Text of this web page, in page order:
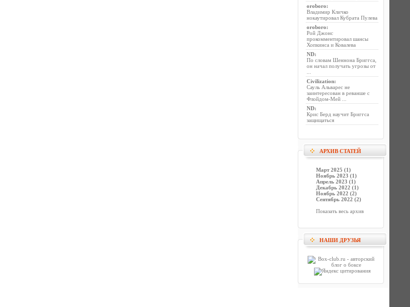
oroboro:
Владимир Кличко
нокаутировал Кубрата Пулева
oroboro:
Рой Джонс
прокомментировал шансы
Хопкинса и Ковалева
ND:
По словам Шеннона Бриггса,
он начал получать угрозы от
Civilization:
Сауль Альварес не
заинтересован в реванше с
Флойдом-Мей ...
ND:
Крис Берд научит Бриггса
защищаться
АРХИВ СТАТЕЙ
Март 2025 (1)
Ноябрь 2023 (1)
Апрель 2023 (1)
Декабрь 2022 (1)
Ноябрь 2022 (2)
Сентябрь 2022 (2)
Показать весь архив
НАШИ ДРУЗЬЯ